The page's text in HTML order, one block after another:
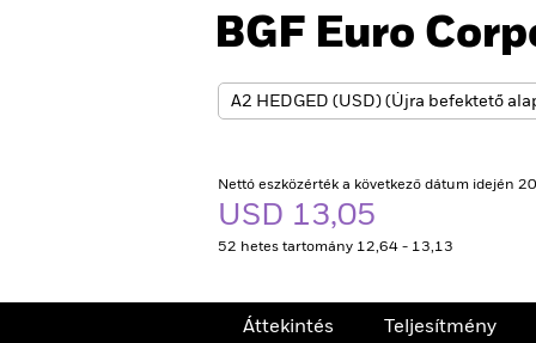
BGF Euro
Nettó eszközérték a következő dátum idején
USD 13,05
52 hetes tartomány 12,64 - 13,13
Áttekintés Teljesítmény